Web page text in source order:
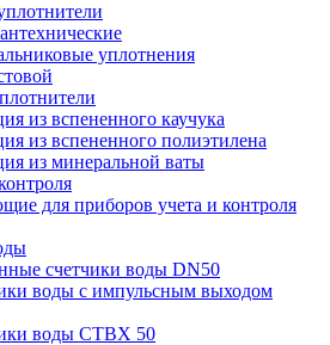
уплотнения
из вспененного каучука
из вспененного полиэтилена
из минеральной ваты
для приборов учета и контроля
счетчики воды DN50
воды с импульсным выходом
воды СТВХ 50